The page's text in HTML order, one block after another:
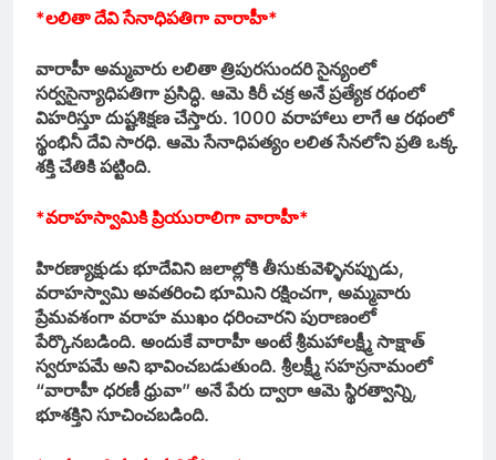
*లలితా దేవి సేనాధిపతిగా వారాహీ*
వారాహీ అమ్మవారు లలితా త్రిపురసుందరి సైన్యంలో
సర్వసైన్యాధిపతిగా ప్రసిద్ధి. ఆమె కిరీ చక్ర అనే ప్రత్యేక రథంలో
విహరిస్తూ దుష్టశిక్షణ చేస్తారు. 1000 వరాహాలు లాగే ఆ రథంలో
స్థంభినీ దేవి సారధి. ఆమె సేనాధిపత్యం లలిత సేనలోని ప్రతి ఒక్క
శక్తి చేతికి పట్టింది.
*వరాహస్వామికి ప్రియురాలిగా వారాహీ*
హిరణ్యాక్షుడు భూదేవిని జలాల్లోకి తీసుకువెళ్ళినప్పుడు,
వరాహస్వామి అవతరించి భూమిని రక్షించగా, అమ్మవారు
ప్రేమవశంగా వరాహ ముఖం ధరించారని పురాణంలో
పేర్కొనబడింది. అందుకే వారాహీ అంటే శ్రీమహాలక్ష్మీ సాక్షాత్
స్వరూపమే అని భావించబడుతుంది. శ్రీలక్ష్మీ సహస్రనామంలో
“వారాహీ ధరణీ ధ్రువా” అనే పేరు ద్వారా ఆమె స్థిరత్వాన్ని,
భూశక్తిని సూచించబడింది.